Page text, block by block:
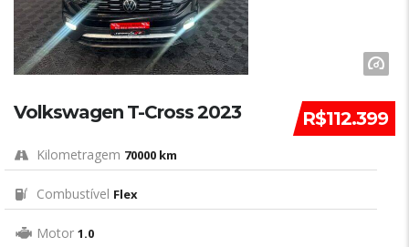
R$112.399
Volkswagen T-Cross 2023
Kilometragem 70000 km
Combustível Flex
Motor 1.0